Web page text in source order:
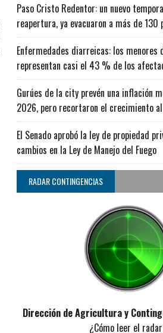
Paso Cristo Redentor: un nuevo
reapertura, ya evacuaron a más de 130
Enfermedades diarreicas: los menores
representan casi el 43 % de los
Gurúes de la city prevén una inflación
2026, pero recortaron el crecimiento
El Senado aprobó la ley de propiedad
cambios en la Ley de Manejo del Fuego
RADAR CONTINGENCIAS
Dirección de Agricultura y
¿Cómo leer el